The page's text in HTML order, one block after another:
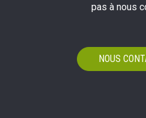
pas à nous
NOUS